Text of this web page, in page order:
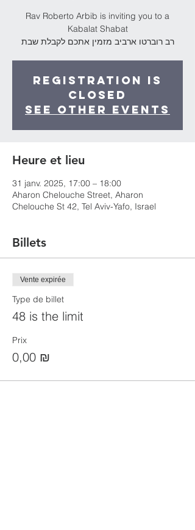
Rav Roberto Arbib is inviting you to a
Kabalat Shabat
רב רוברטו ארביב מזמין אתכם לקבלת שבת
Registration is
Closed
See other events
Heure et lieu
31 janv. 2025, 17:00 – 18:00
Aharon Chelouche Street, Aharon
Chelouche St 42, Tel Aviv-Yafo, Israel
Billets
Vente expirée
Type de billet
48 is the limit
Prix
0,00 ₪